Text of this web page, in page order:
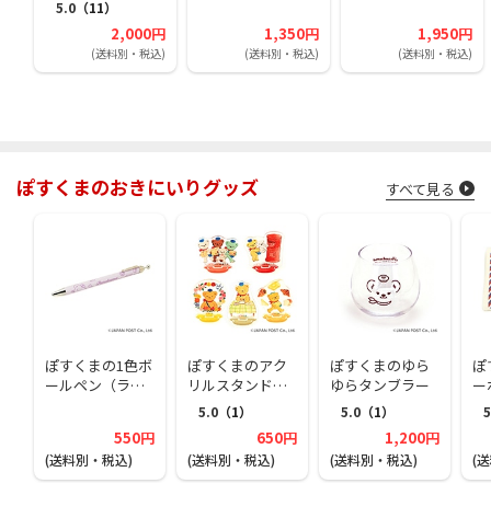
5.0 （11）
2,000円
(送料別・税込)
1,350円
(送料別・税込)
1,950円
(送料別・税込)
ぽすくまのおきにいりグッズ すべて見る
ぽすくまの1色ボ
ールペン（ラベ
550円
(送料別・税込)
ぽすくまのアク
リルスタンドコ
レクション（ラ
ンダム1種）
5.0 （1）
650円
(送料別・税込)
ぽすくまのゆら
ゆらタンブラー
5.0 （1）
1,200円
(送料別・税込)
ぽ
ー
(